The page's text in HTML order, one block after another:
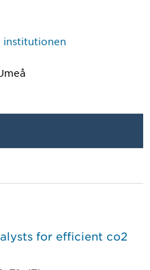
institutionen
for efficient co2